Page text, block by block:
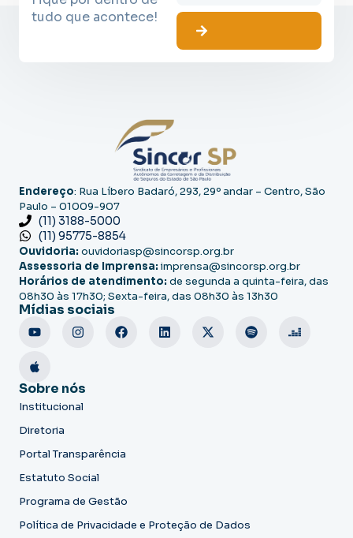
tudo que acontece!
Endereço: Rua Líbero Badaró, 293, 29º andar – Centro, São
Paulo – 01009-907
(11) 3188-5000
(11) 95775-8854
Ouvidoria: ouvidoriasp@sincorsp.org.br
Assessoria de Imprensa: imprensa@sincorsp.org.br
Horários de atendimento: de segunda a quinta-feira, das
08h30 às 17h30; Sexta-feira, das 08h30 às 13h30
Mídias sociais
Sobre nós
Institucional
Diretoria
Portal Transparência
Estatuto Social
Programa de Gestão
Política de Privacidade e Proteção de Dados